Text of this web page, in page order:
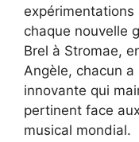
chaque nouvelle
Brel à Stromae,
Angèle, chacun
innovante qui
pertinent face
musical mondial.